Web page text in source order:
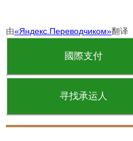
由«Яндекс.Переводчиком»翻译
國際支付
寻找承运人